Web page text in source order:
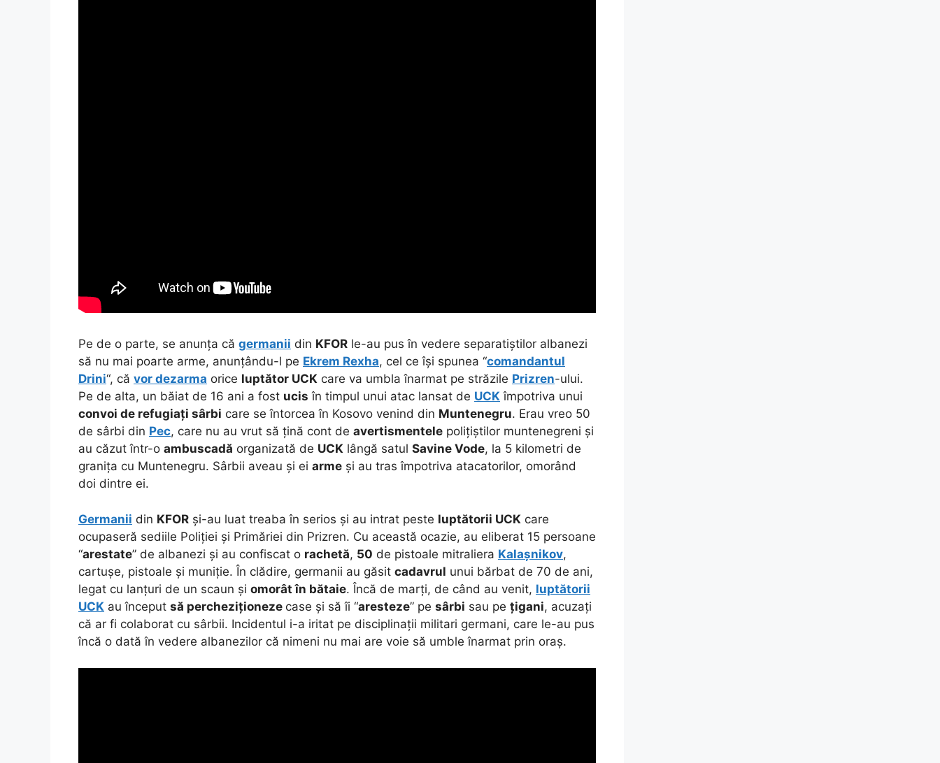
Pe de o parte, se anunța că germanii din KFOR le-au pus în vedere separatiștilor albanezi
să nu mai poarte arme, anunțându-l pe Ekrem Rexha, cel ce își spunea “comandantul
Drini“, că vor dezarma orice luptător UCK care va umbla înarmat pe străzile Prizren-ului.
Pe de alta, un băiat de 16 ani a fost ucis în timpul unui atac lansat de UCK împotriva unui
convoi de refugiați sârbi care se întorcea în Kosovo venind din Muntenegru. Erau vreo 50
de sârbi din Pec, care nu au vrut să țină cont de avertismentele polițiștilor muntenegreni și
au căzut într-o ambuscadă organizată de UCK lângă satul Savine Vode, la 5 kilometri de
granița cu Muntenegru. Sârbii aveau și ei arme și au tras împotriva atacatorilor, omorând
doi dintre ei.
Germanii din KFOR și-au luat treaba în serios și au intrat peste luptătorii UCK care
ocupaseră sediile Poliției și Primăriei din Prizren. Cu această ocazie, au eliberat 15 persoane
“arestate” de albanezi și au confiscat o rachetă, 50 de pistoale mitraliera Kalașnikov,
cartușe, pistoale și muniție. În clădire, germanii au găsit cadavrul unui bărbat de 70 de ani,
legat cu lanțuri de un scaun și omorât în bătaie. Încă de marți, de când au venit, luptătorii
UCK au început să percheziționeze case și să îi “aresteze” pe sârbi sau pe țigani, acuzați
că ar fi colaborat cu sârbii. Incidentul i-a iritat pe disciplinații militari germani, care le-au pus
încă o dată în vedere albanezilor că nimeni nu mai are voie să umble înarmat prin oraș.